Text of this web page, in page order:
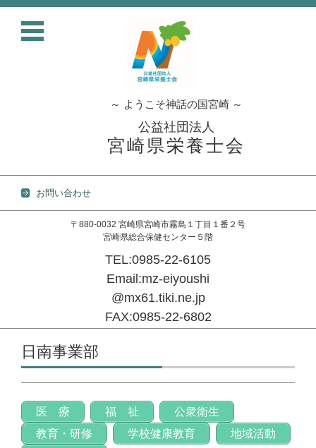
～ ようこそ神話の国宮崎 ～
公益社団法人
宮崎県栄養士会
お問い合わせ
〒880-0032 宮崎県宮崎市霧島１丁目１番２号
宮崎県総合保健センター５階
TEL:0985-22-6105
Email:mz-eiyoushi
@mx61.tiki.ne.jp
FAX:0985-22-6802
コンテンツに移動
日南事業部
医 療 福 祉
公衆衛生
教育・研修
学校健康教育
地域活動